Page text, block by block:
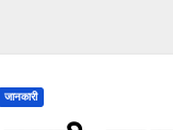
जानकारी